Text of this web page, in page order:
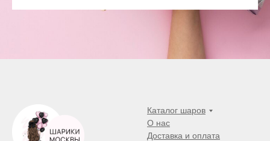
Каталог шаров
О нас
Доставка и оплата